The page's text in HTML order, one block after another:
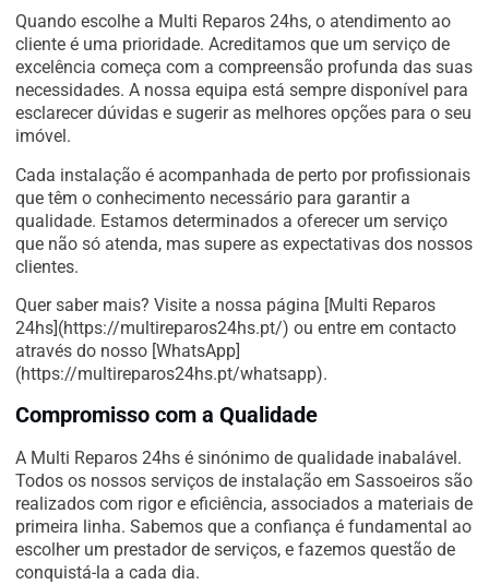
Quando escolhe a Multi Reparos 24hs, o atendimento ao
cliente é uma prioridade. Acreditamos que um serviço de
excelência começa com a compreensão profunda das suas
necessidades. A nossa equipa está sempre disponível para
esclarecer dúvidas e sugerir as melhores opções para o seu
imóvel.
Cada instalação é acompanhada de perto por profissionais
que têm o conhecimento necessário para garantir a
qualidade. Estamos determinados a oferecer um serviço
que não só atenda, mas supere as expectativas dos nossos
clientes.
Quer saber mais? Visite a nossa página [Multi Reparos
24hs](https://multireparos24hs.pt/) ou entre em contacto
através do nosso [WhatsApp]
(https://multireparos24hs.pt/whatsapp).
Compromisso com a Qualidade
A Multi Reparos 24hs é sinónimo de qualidade inabalável.
Todos os nossos serviços de instalação em Sassoeiros são
realizados com rigor e eficiência, associados a materiais de
primeira linha. Sabemos que a confiança é fundamental ao
escolher um prestador de serviços, e fazemos questão de
conquistá-la a cada dia.